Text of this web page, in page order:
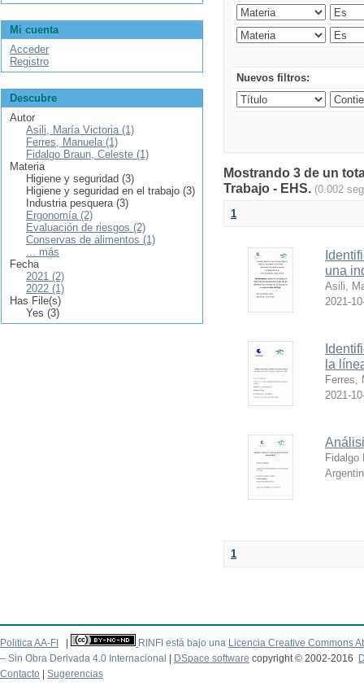
Nuevos filtros:
Mostrando 3 de un
Trabajo - EHS. (0.002
1
una
Asili,
2021-
la
Ferres,
2021-
Fidalgo
1
Mi cuenta
Acceder
Registro
Descubre
Autor
Asili, María Victoria (1)
Ferres, Manuela (1)
Fidalgo Braun, Celeste (1)
Materia
Higiene y seguridad (3)
Higiene y seguridad en el trabajo (3)
Industria pesquera (3)
Ergonomía (2)
Evaluación de riesgos (2)
Conservas de alimentos (1)
... más
Fecha
2021 (2)
2022 (1)
Has File(s)
Yes (3)
Politica AA-FI RINFI está bajo una Licencia Creative Commons
– Sin Obra Derivada 4.0 Internacional
DSpace software copyright © 2002-2016
Contacto
Sugerencias